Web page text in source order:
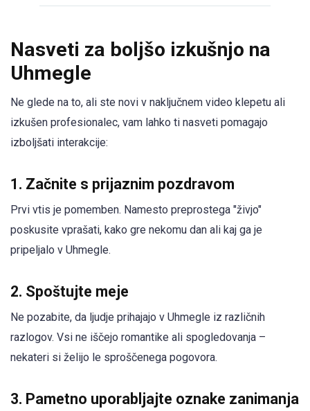
Nasveti za boljšo izkušnjo na
Uhmegle
Ne glede na to, ali ste novi v naključnem video klepetu ali
izkušen profesionalec, vam lahko ti nasveti pomagajo
izboljšati interakcije:
1. Začnite s prijaznim pozdravom
Prvi vtis je pomemben. Namesto preprostega "živjo"
poskusite vprašati, kako gre nekomu dan ali kaj ga je
pripeljalo v Uhmegle.
2. Spoštujte meje
Ne pozabite, da ljudje prihajajo v Uhmegle iz različnih
razlogov. Vsi ne iščejo romantike ali spogledovanja –
nekateri si želijo le sproščenega pogovora.
3. Pametno uporabljajte oznake zanimanja